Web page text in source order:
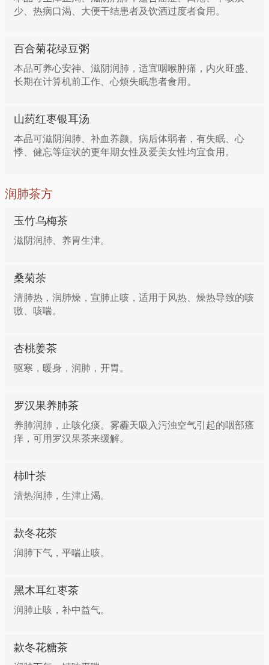
少、热病口渴、大便干结患者及饮酒过度者食用。
百合菊花绿豆粥
本品可养心安神、滋阴润肺，适宜咽喉肿痛，内火旺盛、
长期在计算机前工作、心烦失眠患者食用。
山药红枣银耳汤
本品可滋阴润肺、补血养颜。病后体弱者，有失眠、心
悸、健忘等症状的更年期女性及爱美女性均宜食用。
润肺茶方
玉竹乌梅茶
滋阴润肺、养胃生津。
桑菊茶
清肺热，润肺燥，宣肺止咳，适用于风热、燥热导致的咳
嗷、咳喘。
杏桃姜茶
驱寒，暖身，润肺，开胃。
罗汉果养肺茶
养肺润肺，止咳化痰。雾霾天吸入污浊空气引起的咽部瘙
痒，可用罗汉果茶来缓解。
柿叶茶
清热润肺，生津止渴。
款冬花茶
润肺下气，平喘止咳。
黑木耳红枣茶
润肺止咳，补中益气。
款冬花糖茶